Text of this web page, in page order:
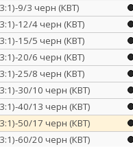
9/3 черн (КВТ)
12/4 черн (КВТ)
15/5 черн (КВТ)
20/6 черн (КВТ)
25/8 черн (КВТ)
30/10 черн (КВТ)
40/13 черн (КВТ)
50/17 черн (КВТ)
60/20 черн (КВТ)